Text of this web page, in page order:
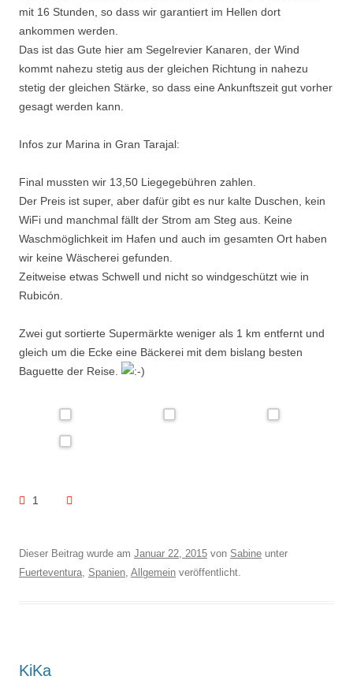
mit 16 Stunden, so dass wir garantiert im Hellen dort
ankommen werden.
Das ist das Gute hier am Segelrevier Kanaren, der Wind
kommt nahezu stetig aus der gleichen Richtung in nahezu
stetig der gleichen Stärke, so dass eine Ankunftszeit gut vorher
gesagt werden kann.
Infos zur Marina in Gran Tarajal:
Final mussten wir 13,50 Liegegebühren zahlen.
Der Preis ist super, aber dafür gibt es nur kalte Duschen, kein
WiFi und manchmal fällt der Strom am Steg aus. Keine
Waschmöglichkeit im Hafen und auch im gesamten Ort haben
wir keine Wäscherei gefunden.
Zeitweise etwas Schwell und nicht so windgeschützt wie in
Rubicón.
Zwei gut sortierte Supermärkte weniger als 1 km entfernt und
gleich um die Ecke eine Bäckerei mit dem bislang besten
Baguette der Reise.
1
Dieser Beitrag wurde am Januar 22, 2015 von Sabine unter
Fuerteventura, Spanien, Allgemein veröffentlicht.
KiKa